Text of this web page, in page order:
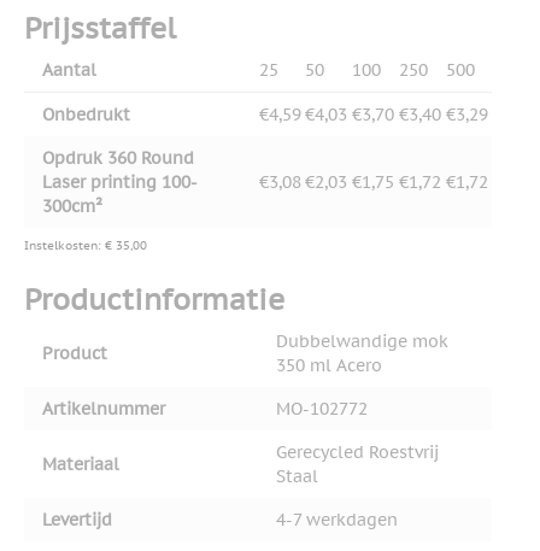
Prijsstaffel
Aantal 25 50 100 250 500
Onbedrukt €4,59€4,03 €3,70 €3,40 €3,29
Opdruk 360 Round
Laser printing 100-
300cm²
€3,08 €2,03 €1,75 €1,72 €1,72
Instelkosten: € 35,00
Productinformatie
Product
Dubbelwandige mok
350 ml Acero
Artikelnummer
MO-102772
Materiaal
Gerecycled Roestvrij
Staal
Levertijd
4-7 werkdagen